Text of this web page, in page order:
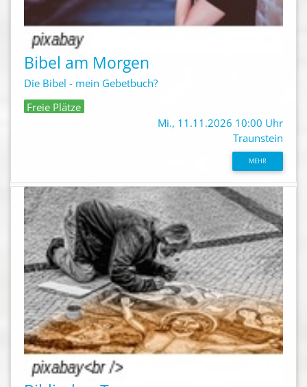
Bibel am Morgen
Die Bibel - mein Gebetbuch?
Freie Plätze
Mi., 11.11.2026 10:00 Uhr
Traunstein
MEHR